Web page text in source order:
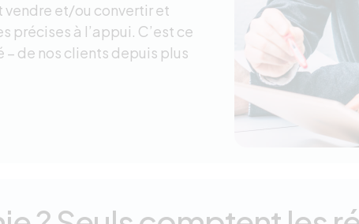
vendre et/ou convertir et
précises à l’appui. C’est ce
de nos clients depuis plus